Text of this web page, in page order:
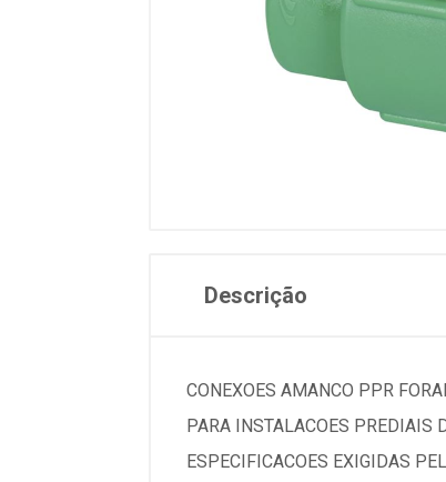
Descrição
CONEXOES AMANCO PPR
PARA INSTALACOES PREDIAIS
ESPECIFICACOES EXIGIDAS